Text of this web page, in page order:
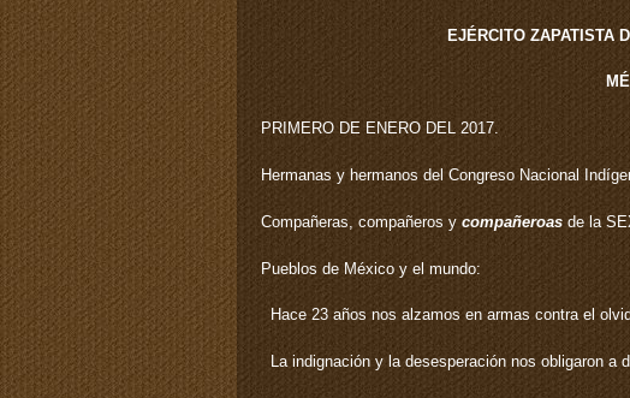
EJÉRCITO ZAPATISTA
PRIMERO DE ENERO DEL 2017.
Hermanas y hermanos del Congreso Nacional
Compañeras, compañeros y compañeroas de la
Pueblos de México y el mundo:
Hace 23 años nos alzamos en armas contra el
La indignación y la desesperación nos obligaron a